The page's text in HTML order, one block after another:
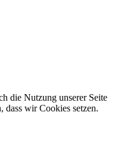
die Nutzung unserer Seite
dass wir Cookies setzen.